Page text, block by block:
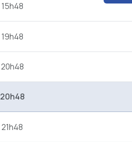
15h48
19h48
20h48
20h48
21h48